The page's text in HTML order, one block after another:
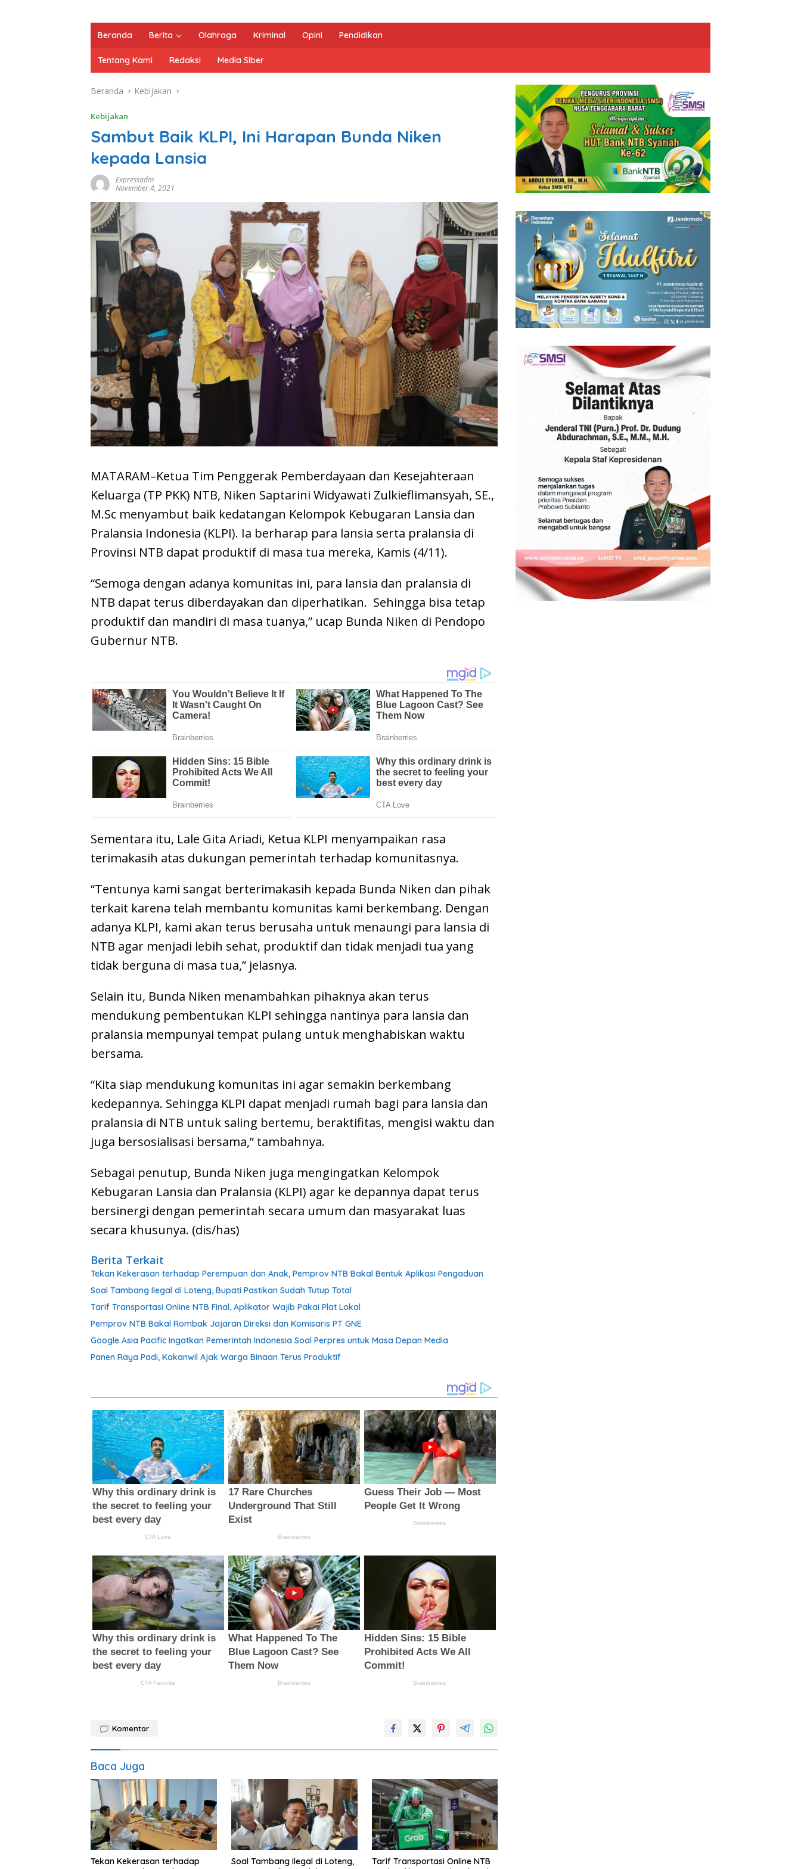
Beranda Berita Olahraga Kriminal Opini Pendidikan
Tentang Kami Redaksi Media Siber
Beranda Kebijakan
Kebijakan
Sambut Baik KLPI, Ini Harapan Bunda Niken
kepada Lansia
Expressadm
November 4, 2021
MATARAM–Ketua Tim Penggerak Pemberdayaan dan Kesejahteraan
Keluarga (TP PKK) NTB, Niken Saptarini Widyawati Zulkieflimansyah, SE.,
M.Sc menyambut baik kedatangan Kelompok Kebugaran Lansia dan
Pralansia Indonesia (KLPI). Ia berharap para lansia serta pralansia di
Provinsi NTB dapat produktif di masa tua mereka, Kamis (4/11).
“Semoga dengan adanya komunitas ini, para lansia dan pralansia di
NTB dapat terus diberdayakan dan diperhatikan. Sehingga bisa tetap
produktif dan mandiri di masa tuanya,” ucap Bunda Niken di Pendopo
Gubernur NTB.
Sementara itu, Lale Gita Ariadi, Ketua KLPI menyampaikan rasa
terimakasih atas dukungan pemerintah terhadap komunitasnya.
“Tentunya kami sangat berterimakasih kepada Bunda Niken dan pihak
terkait karena telah membantu komunitas kami berkembang. Dengan
adanya KLPI, kami akan terus berusaha untuk menaungi para lansia di
NTB agar menjadi lebih sehat, produktif dan tidak menjadi tua yang
tidak berguna di masa tua,” jelasnya.
Selain itu, Bunda Niken menambahkan pihaknya akan terus
mendukung pembentukan KLPI sehingga nantinya para lansia dan
pralansia mempunyai tempat pulang untuk menghabiskan waktu
bersama.
“Kita siap mendukung komunitas ini agar semakin berkembang
kedepannya. Sehingga KLPI dapat menjadi rumah bagi para lansia dan
pralansia di NTB untuk saling bertemu, beraktifitas, mengisi waktu dan
juga bersosialisasi bersama,” tambahnya.
Sebagai penutup, Bunda Niken juga mengingatkan Kelompok
Kebugaran Lansia dan Pralansia (KLPI) agar ke depannya dapat terus
bersinergi dengan pemerintah secara umum dan masyarakat luas
secara khusunya. (dis/has)
Berita Terkait
Tekan Kekerasan terhadap Perempuan dan Anak, Pemprov NTB Bakal Bentuk Aplikasi Pengaduan
Soal Tambang Ilegal di Loteng, Bupati Pastikan Sudah Tutup Total
Tarif Transportasi Online NTB Final, Aplikator Wajib Pakai Plat Lokal
Pemprov NTB Bakal Rombak Jajaran Direksi dan Komisaris PT GNE
Google Asia Pacific Ingatkan Pemerintah Indonesia Soal Perpres untuk Masa Depan Media
Panen Raya Padi, Kakanwil Ajak Warga Binaan Terus Produktif
Komentar
Baca Juga
Tekan Kekerasan terhadap
Soal Tambang Ilegal di Loteng,
Tarif Transportasi Online NTB